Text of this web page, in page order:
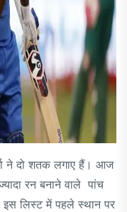
ने दो शतक लगाए हैं। आज
रन बनाने वाले पांच
इस लिस्ट में पहले स्थान पर